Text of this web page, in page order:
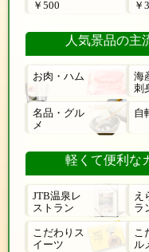
￥500 ￥
人気景品の主
お肉・ハム
海
刺
名品・グル
メ
自
軽くて便利な
JTB温泉レ
ストラン
え
ラ
こだわりス
イーツ
こ
ル